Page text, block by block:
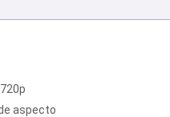
aspecto